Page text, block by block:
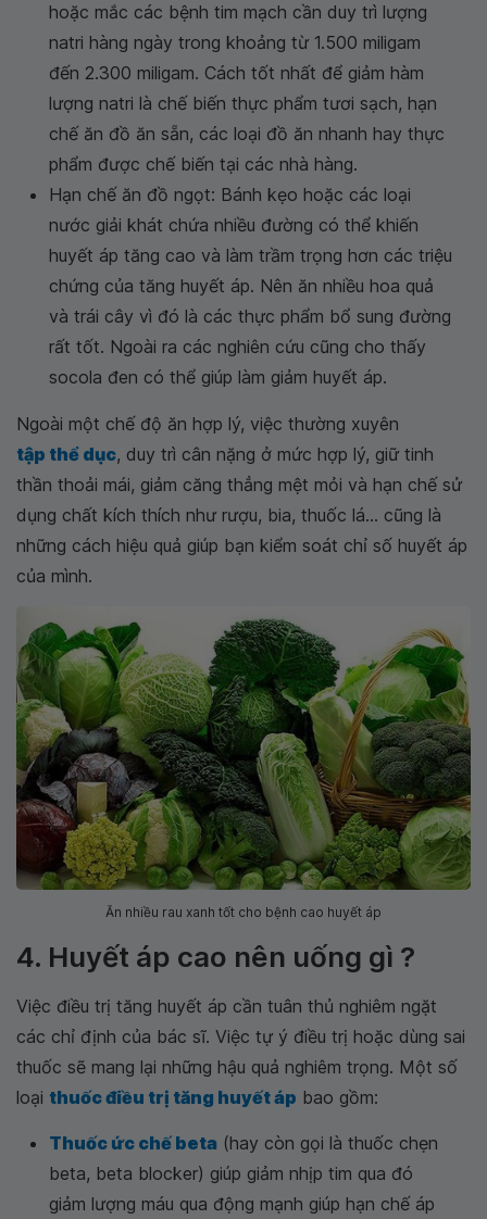
hoặc mắc các bệnh tim mạch cần duy trì lượng
natri hàng ngày trong khoảng từ 1.500 miligam
đến 2.300 miligam. Cách tốt nhất để giảm hàm
lượng natri là chế biến thực phẩm tươi sạch, hạn
chế ăn đồ ăn sẵn, các loại đồ ăn nhanh hay thực
phẩm được chế biến tại các nhà hàng.
Hạn chế ăn đồ ngọt: Bánh kẹo hoặc các loại
nước giải khát chứa nhiều đường có thể khiến
huyết áp tăng cao và làm trầm trọng hơn các triệu
chứng của tăng huyết áp. Nên ăn nhiều hoa quả
và trái cây vì đó là các thực phẩm bổ sung đường
rất tốt. Ngoài ra các nghiên cứu cũng cho thấy
socola đen có thể giúp làm giảm huyết áp.
Ngoài một chế độ ăn hợp lý, việc thường xuyên
tập thể dục, duy trì cân nặng ở mức hợp lý, giữ tinh
thần thoải mái, giảm căng thẳng mệt mỏi và hạn chế sử
dụng chất kích thích như rượu, bia, thuốc lá... cũng là
những cách hiệu quả giúp bạn kiểm soát chỉ số huyết áp
của mình.
Ăn nhiều rau xanh tốt cho bệnh cao huyết áp
4. Huyết áp cao nên uống gì ?
Việc điều trị tăng huyết áp cần tuân thủ nghiêm ngặt
các chỉ định của bác sĩ. Việc tự ý điều trị hoặc dùng sai
thuốc sẽ mang lại những hậu quả nghiêm trọng. Một số
loại thuốc điều trị tăng huyết áp bao gồm:
Thuốc ức chế beta (hay còn gọi là thuốc chẹn
beta, beta blocker) giúp giảm nhịp tim qua đó
giảm lượng máu qua động mạnh giúp hạn chế áp